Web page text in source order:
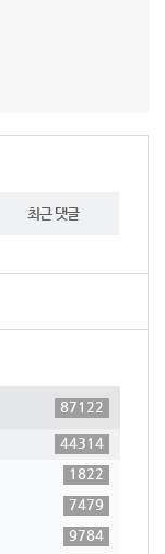
최근 댓글
87122
44314
1822
7479
9784